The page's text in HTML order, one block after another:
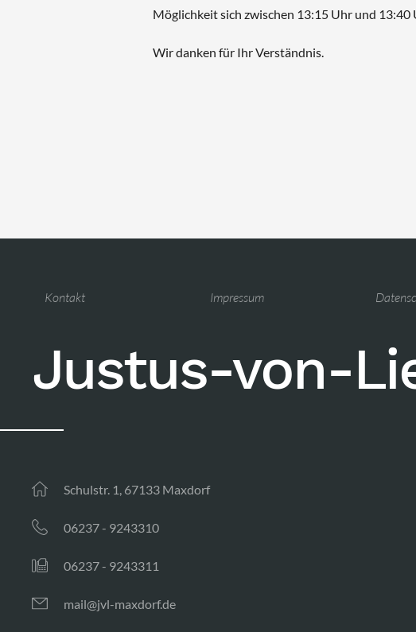
Möglichkeit sich zwischen 13:15 Uhr und 13:40
Wir danken für Ihr Verständnis.
Kontakt Impressum
Justus-von-
Schulstr. 1, 67133 Maxdorf
06237 - 9243310
06237 - 9243311
mail@jvl-maxdorf.de